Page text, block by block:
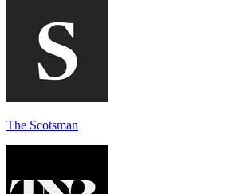
The Scotsman